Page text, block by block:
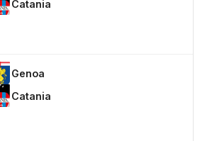
Catania
Genoa
Catania